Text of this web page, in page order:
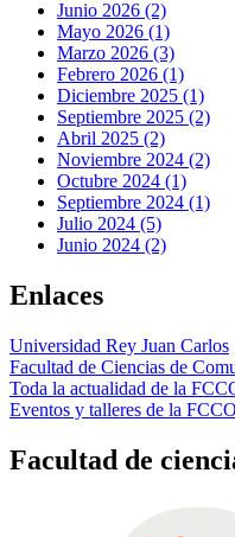
Junio 2026 (2)
Mayo 2026 (1)
Marzo 2026 (3)
Febrero 2026 (1)
Diciembre 2025 (1)
Septiembre 2025 (2)
Abril 2025 (2)
Noviembre 2024 (2)
Octubre 2024 (1)
Septiembre 2024 (1)
Julio 2024 (5)
Junio 2024 (2)
Enlaces
Universidad Rey Juan Carlos
Facultad de Ciencias de
Toda la actualidad de la
Eventos y talleres de la
Facultad de